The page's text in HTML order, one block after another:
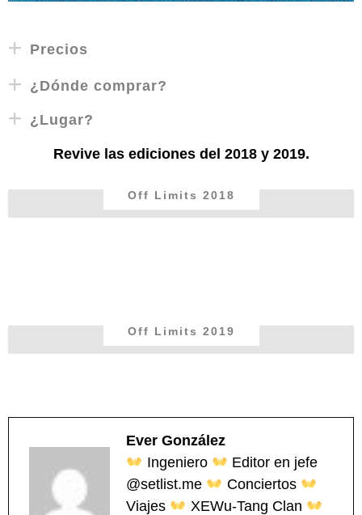
Precios
¿Dónde comprar?
¿Lugar?
Revive las ediciones del 2018 y 2019.
Off Limits 2018
Off Limits 2019
Ever González
Ingeniero
Editor en jefe
@setlist.me
Conciertos
Viajes
XEWu-Tang Clan